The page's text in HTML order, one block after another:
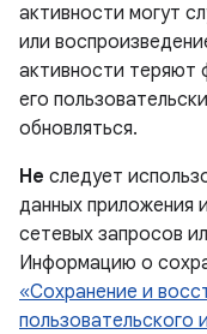
активности могут
или
активности теряют
его
обновляться.
Не следует
данных приложения
сетевых запросов
Информацию о
«Сохранение и
пользовательского